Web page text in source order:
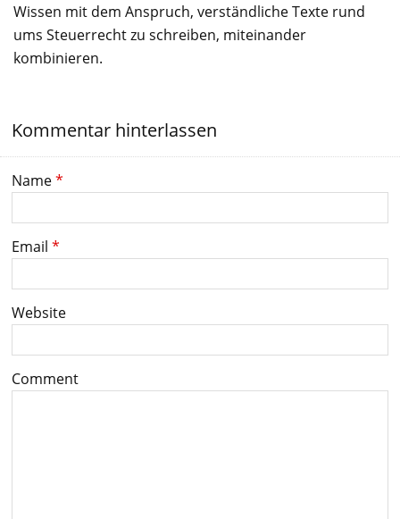
Wissen mit dem Anspruch, verständliche Texte rund
ums Steuerrecht zu schreiben, miteinander
kombinieren.
Kommentar hinterlassen
Name*
Email *
Website
Comment